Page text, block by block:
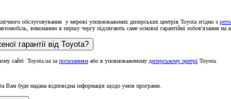
обслуговування у мережі уповноважених дилерських центрів Toyota згідно з
виконанню в першу чергу підлягають саме основні гарантійні зобов'язання на
гарантії від Toyota?
сайті Toyota.ua за посиланням або в уповноваженому дилерському центрі Toyota.
Вам буде надана відповідна інформація щодо умов програми.